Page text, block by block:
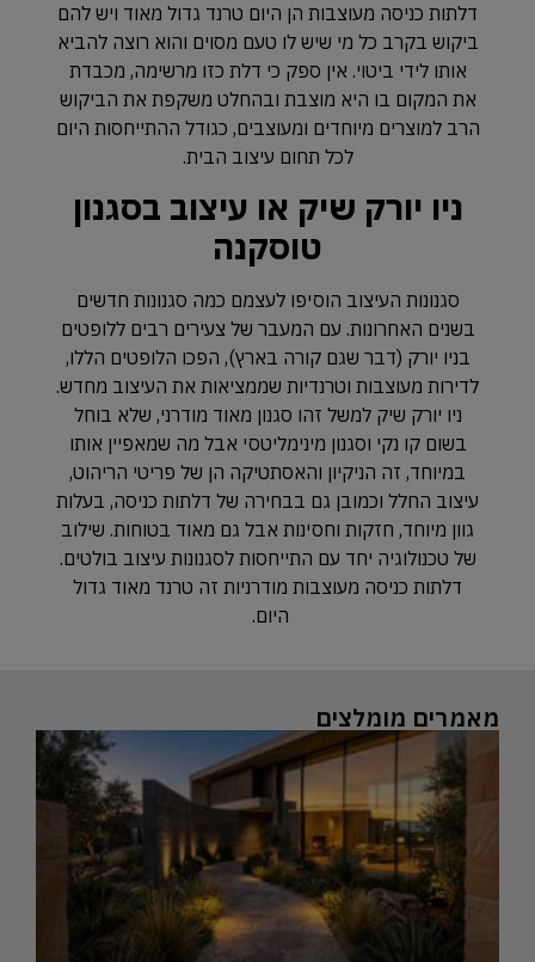
דלתות כניסה מעוצבות הן היום טרנד גדול מאוד ויש להם
ביקוש בקרב כל מי שיש לו טעם מסוים והוא רוצה להביא
אותו לידי ביטוי. אין ספק כי דלת כזו מרשימה, מכבדת
את המקום בו היא מוצבת ובהחלט משקפת את הביקוש
הרב למוצרים מיוחדים ומעוצבים, כגודל ההתייחסות היום
לכל תחום עיצוב הבית.
ניו יורק שיק או עיצוב בסגנון
טוסקנה
סגנונות העיצוב הוסיפו לעצמם כמה סגנונות חדשים
בשנים האחרונות. עם המעבר של צעירים רבים ללופטים
בניו יורק (דבר שגם קורה בארץ), הפכו הלופטים הללו,
לדירות מעוצבות וטרנדיות שממציאות את העיצוב מחדש.
ניו יורק שיק למשל זהו סגנון מאוד מודרני, שלא בוחל
בשום קו נקי וסגנון מינימליטסי אבל מה שמאפיין אותו
במיוחד, זה הניקיון והאסתטיקה הן של פריטי הריהוט,
עיצוב החלל וכמובן גם בבחירה של דלתות כניסה, בעלות
גוון מיוחד, חזקות וחסינות אבל גם מאוד בטוחות. שילוב
של טכנולוגיה יחד עם התייחסות לסגנונות עיצוב בולטים.
דלתות כניסה מעוצבות מודרניות זה טרנד מאוד גדול
היום.
מאמרים מומלצים